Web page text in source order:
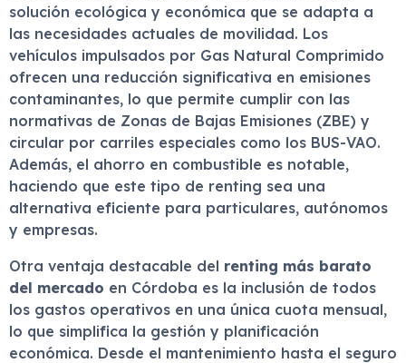
solución ecológica y económica que se adapta a
las necesidades actuales de movilidad. Los
vehículos impulsados por Gas Natural Comprimido
ofrecen una reducción significativa en emisiones
contaminantes, lo que permite cumplir con las
normativas de Zonas de Bajas Emisiones (ZBE) y
circular por carriles especiales como los BUS-VAO.
Además, el ahorro en combustible es notable,
haciendo que este tipo de renting sea una
alternativa eficiente para particulares, autónomos
y empresas.
Otra ventaja destacable del renting más barato
del mercado en Córdoba es la inclusión de todos
los gastos operativos en una única cuota mensual,
lo que simplifica la gestión y planificación
económica. Desde el mantenimiento hasta el seguro